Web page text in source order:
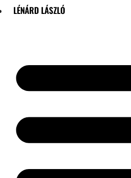
LÉNÁRD LÁSZLÓ